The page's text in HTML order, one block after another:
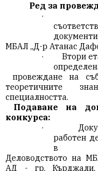
Ред за
·
МБАЛ „Д-р Атанас
·
Втори
провеждане на
теоретичните
специалността.
Подаване на
конкурса:
·
работен
в
Деловодството на
АД - гр. Кърджали,